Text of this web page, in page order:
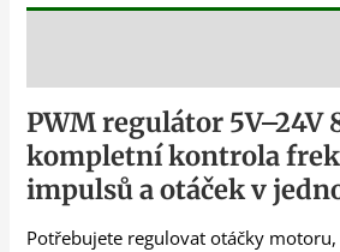
PWM regulátor 5V–24V
kompletní kontrola
impulsů a otáček v
Potřebujete regulovat otáčky